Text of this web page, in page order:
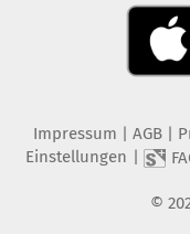
Impressum AGB
Einstellungen
©